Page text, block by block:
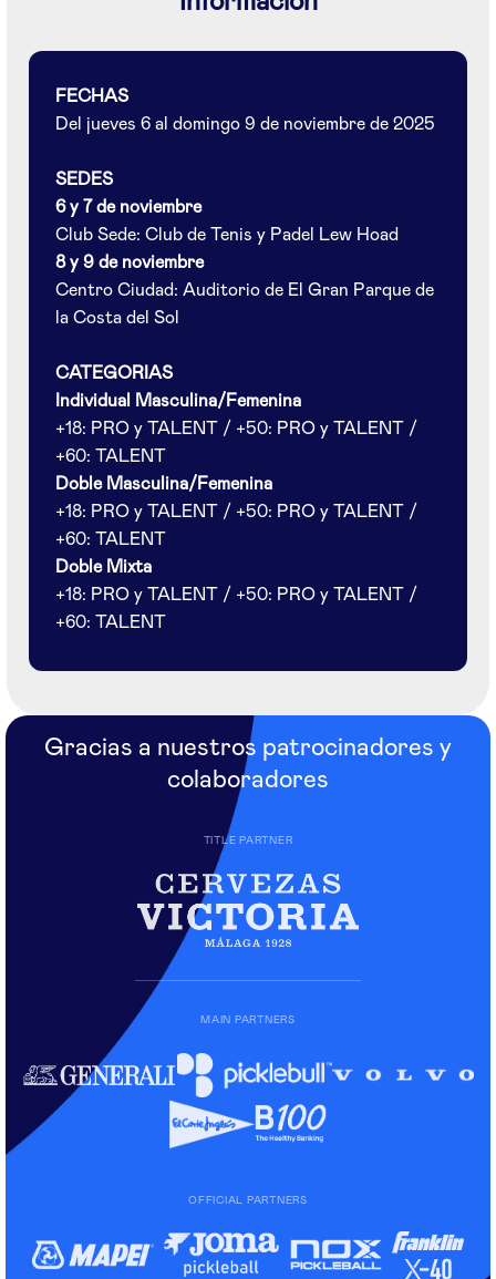
FECHAS
Del jueves 6 al domingo 9 de noviembre de 2025
SEDES
6 y 7 de noviembre
Club Sede: Club de Tenis y Padel Lew Hoad
8 y 9 de noviembre
Centro Ciudad: Auditorio de El Gran Parque de
la Costa del Sol
CATEGORIAS
Individual Masculina/Femenina
+18: PRO y TALENT / +50: PRO y TALENT /
+60: TALENT
Doble Masculina/Femenina
+18: PRO y TALENT / +50: PRO y TALENT /
+60: TALENT
Doble Mixta
+18: PRO y TALENT / +50: PRO y TALENT /
+60: TALENT
Gracias a nuestros patrocinadores y
colaboradores
TITLE PARTNER
MAIN PARTNERS
OFFICIAL PARTNERS